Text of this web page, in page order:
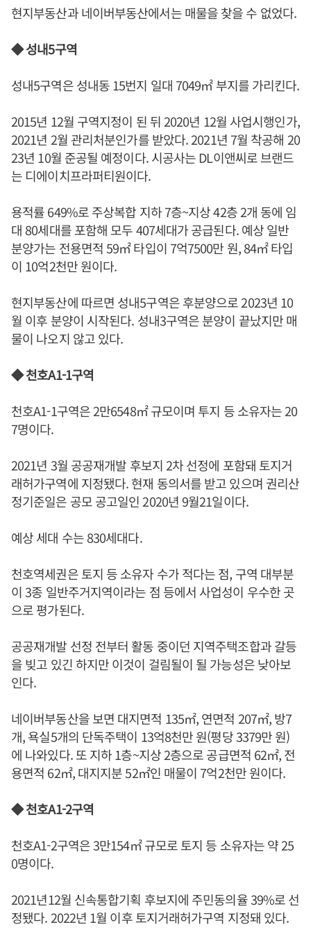
현지부동산과 네이버부동산에서는 매물을 찾을 수 없었다.
◆ 성내5구역
성내5구역은 성내동 15번지 일대 7049㎡ 부지를 가리킨다.
2015년 12월 구역지정이 된 뒤 2020년 12월 사업시행인가,
2021년 2월 관리처분인가를 받았다. 2021년 7월 착공해 20
23년 10월 준공될 예정이다. 시공사는 DL이앤씨로 브랜드
는 디에이치프라퍼티원이다.
용적률 649%로 주상복합 지하 7층~지상 42층 2개 동에 임
대 80세대를 포함해 모두 407세대가 공급된다. 예상 일반
분양가는 전용면적 59㎡ 타입이 7억7500만 원, 84㎡ 타입
이 10억2천만 원이다.
현지부동산에 따르면 성내5구역은 후분양으로 2023년 10
월 이후 분양이 시작된다. 성내3구역은 분양이 끝났지만 매
물이 나오지 않고 있다.
◆ 천호A1-1구역
천호A1-1구역은 2만6548㎡ 규모이며 투지 등 소유자는 20
7명이다.
2021년 3월 공공재개발 후보지 2차 선정에 포함돼 토지거
래허가구역에 지정됐다. 현재 동의서를 받고 있으며 권리산
정기준일은 공모 공고일인 2020년 9월21일이다.
예상 세대 수는 830세대다.
천호역세권은 토지 등 소유자 수가 적다는 점, 구역 대부분
이 3종 일반주거지역이라는 점 등에서 사업성이 우수한 곳
으로 평가된다.
공공재개발 선정 전부터 활동 중이던 지역주택조합과 갈등
을 빚고 있긴 하지만 이것이 걸림될이 될 가능성은 낮아보
인다.
네이버부동산을 보면 대지면적 135㎡, 연면적 207㎡, 방7
개, 욕실5개의 단독주택이 13억8천만 원(평당 3379만 원)
에 나와있다. 또 지하 1층~지상 2층으로 공급면적 62㎡, 전
용면적 62㎡, 대지지분 52㎡인 매물이 7억2천만 원이다.
◆ 천호A1-2구역
천호A1-2구역은 3만154㎡ 규모로 토지 등 소유자는 약 25
0명이다.
2021년12월 신속통합기획 후보지에 주민동의율 39%로 선
정됐다. 2022년 1월 이후 토지거래허가구역 지정돼 있다.